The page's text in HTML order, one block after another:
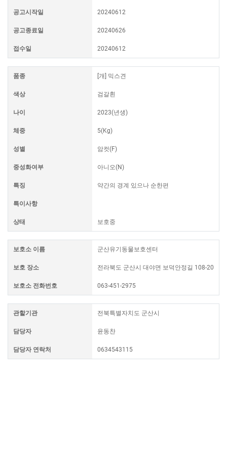
공고시작일 20240612
공고종료일 20240626
접수일 20240612
품종 [개] 믹스견
색상 검갈흰
나이 2023(년생)
체중 5(Kg)
성별 암컷(F)
중성화여부 아니오(N)
특징 약간의 경계 있으나 순한편
특이사항
상태 보호중
보호소 이름 군산유기동물보호센터
보호 장소 전라북도 군산시 대야면 보덕안정길 108-20
보호소 전화번호 063-451-2975
관할기관 전북특별자치도 군산시
담당자 윤동찬
담당자 연락처 0634543115